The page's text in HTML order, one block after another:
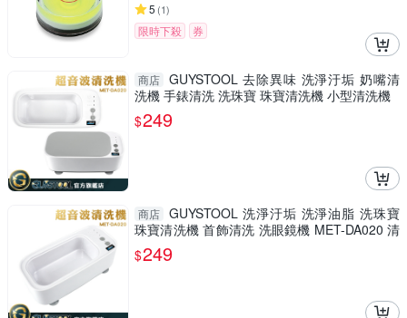
5 (1)
限時下殺 券
商店 GUYSTOOL 去除異味 洗淨汙垢 奶嘴清
洗機 手錶清洗 洗珠寶 珠寶清洗機 小型清洗機
$249
商店 GUYSTOOL 洗淨汙垢 洗淨油脂 洗珠寶
珠寶清洗機 首飾清洗 洗眼鏡機 MET-DA020 清
洗神器 眼鏡清洗機
$249